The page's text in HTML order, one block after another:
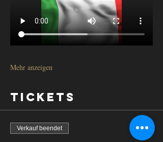
Mehr anzeigen
Tickets
Verkauf beendet